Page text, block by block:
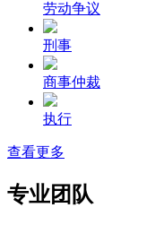
劳动争议
刑事
商事仲裁
执行
查看更多
专业团队